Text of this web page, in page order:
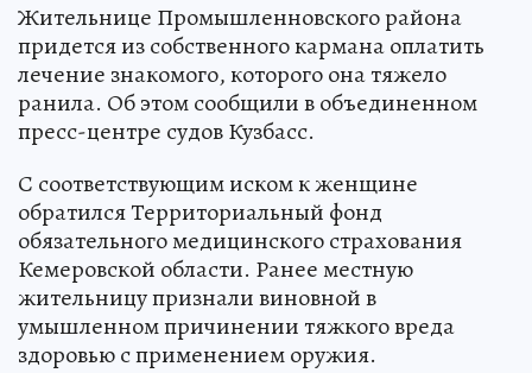
Жительнице Промышленновского района
придется из собственного кармана оплатить
лечение знакомого, которого она тяжело
ранила. Об этом сообщили в объединенном
пресс-центре судов Кузбасс.
С соответствующим иском к женщине
обратился Территориальный фонд
обязательного медицинского страхования
Кемеровской области. Ранее местную
жительницу признали виновной в
умышленном причинении тяжкого вреда
здоровью с применением оружия.